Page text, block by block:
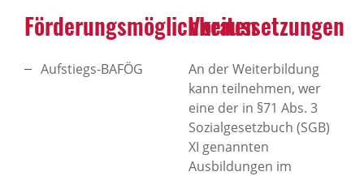
Förderungsmöglichkeiten
Aufstiegs-BAFÖG
Voraussetzungen
An der Weiterbildung
kann teilnehmen, wer
eine der in §71 Abs. 3
Sozialgesetzbuch (SGB)
XI genannten
Ausbildungen im